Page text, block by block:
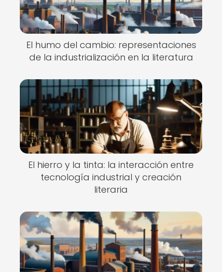
El humo del cambio: representaciones
de la industrialización en la literatura
El hierro y la tinta: la interacción entre
tecnología industrial y creación
literaria